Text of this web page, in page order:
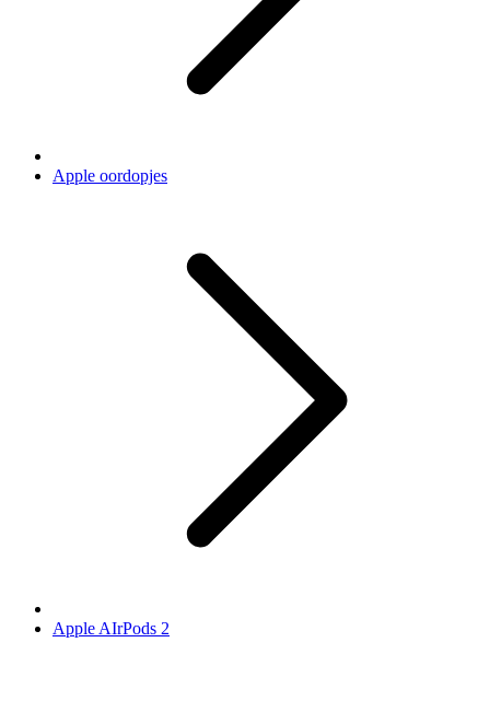
Apple oordopjes
Apple AIrPods 2